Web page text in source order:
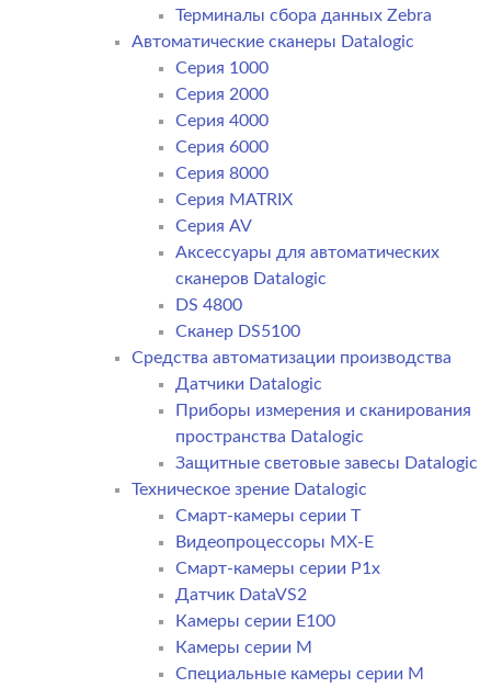
Терминалы сбора данных Zebra
Автоматические сканеры Datalogic
Серия 1000
Серия 2000
Серия 4000
Серия 6000
Серия 8000
Серия MATRIX
Серия AV
Аксессуары для автоматических
сканеров Datalogic
DS 4800
Сканер DS5100
Средства автоматизации производства
Датчики Datalogic
Приборы измерения и сканирования
пространства Datalogic
Защитные световые завесы Datalogic
Техническое зрение Datalogic
Смарт-камеры серии T
Видеопроцессоры MX-E
Смарт-камеры серии P1x
Датчик DataVS2
Камеры серии E100
Камеры серии M
Специальные камеры серии M